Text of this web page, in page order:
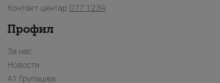
Контакт центар 077 1234
Профил
За нас
Новости
А1 Групација